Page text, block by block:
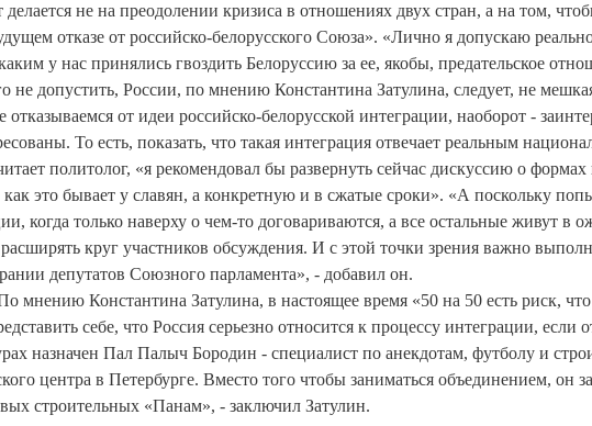
не на преодолении кризиса в отношениях двух стран, а на том,
отказе от российско-белорусского Союза». «Лично я допускаю
у нас принялись гвоздить Белоруссию за ее, якобы, предательское
не допустить, России, по мнению Константина Затулина, следует, не
отказываемся от идеи российско-белорусской интеграции, наоборот -
То есть, показать, что такая интеграция отвечает реальным
политолог, «я рекомендовал бы развернуть сейчас дискуссию о
это бывает у славян, а конкретную и в сжатые сроки». «А поскольку
когда только наверху о чем-то договариваются, а все остальные живут в
круг участников обсуждения. И с этой точки зрения важно
депутатов Союзного парламента», - добавил он.
мнению Константина Затулина, в настоящее время «50 на 50 есть риск,
себе, что Россия серьезно относится к процессу интеграции, если
назначен Пал Палыч Бородин - специалист по анекдотам, футболу и
центра в Петербурге. Вместо того чтобы заниматься объединением, он
строительных «Панам», - заключил Затулин.